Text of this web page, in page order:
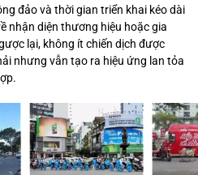
đảo và thời gian triển khai kéo dài
nhận diện thương hiệu hoặc gia
lại, không ít chiến dịch được
nhưng vẫn tạo ra hiệu ứng lan tỏa